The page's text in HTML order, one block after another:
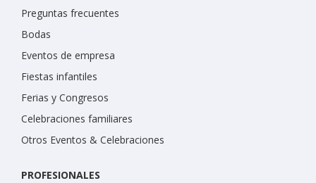
Preguntas frecuentes
Bodas
Eventos de empresa
Fiestas infantiles
Ferias y Congresos
Celebraciones familiares
Otros Eventos & Celebraciones
PROFESIONALES